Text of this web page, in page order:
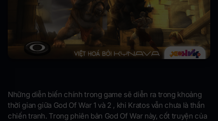
Những diễn biến chính trong game sẽ diễn ra trong khoảng
thời gian giữa God Of War 1 và 2 , khi Kratos vẫn chưa là thần
chiến tranh. Trong phiên bản God Of War này, cốt truyện của